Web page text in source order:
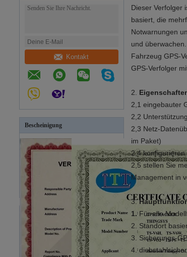
Kontakt
Bescheinigung
Dieser Verfolger
basiert, die
Notwarnungen
und überwachen.
Fahrzeug GPS-
GPS-Verfolger
2.
2,1 eingebauter
2,2
2,3 Netz-
im Paket)
2,4
2,5 stellen Sie
Management in
3.
1.Für alle
2. Standort
3. Sicherungs-
4.